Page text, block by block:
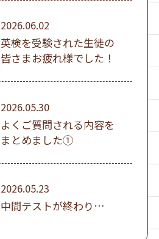
2026.06.02
英検を受験された生徒の
皆さまお疲れ様でした！
2026.05.30
よくご質問される内容を
まとめました①
2026.05.23
中間テストが終わり…